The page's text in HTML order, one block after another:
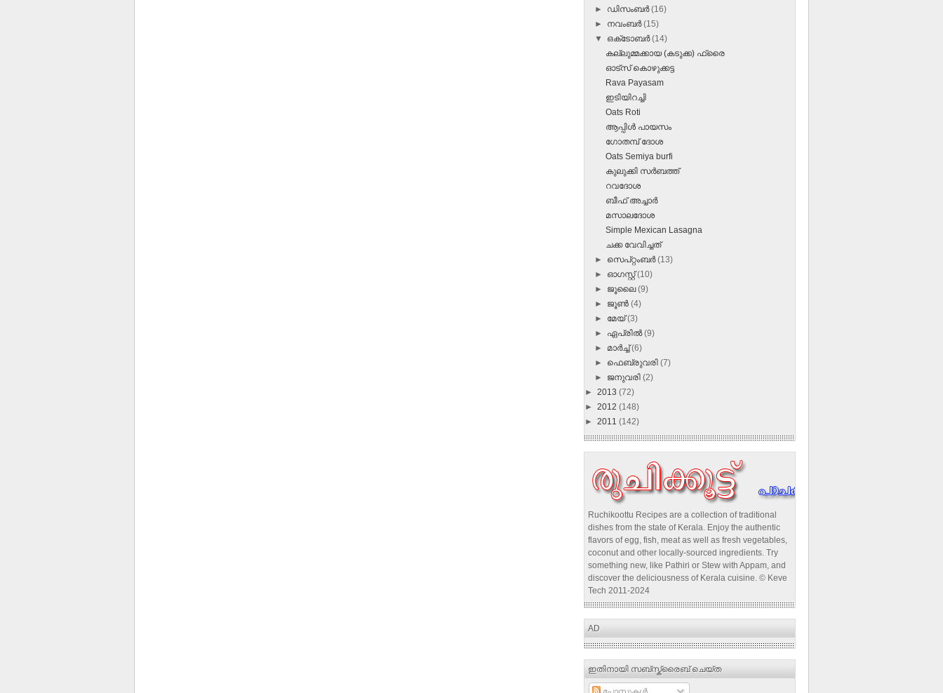
► ഡിസംബർ(16)
► നവംബർ(15)
▼ ഒക്‌ടോബർ(14)
കല്ലുമ്മക്കായ (കടുക്ക) ഫ്രൈ
ഓട്‌സ് കൊഴുക്കട്ട
Rava Payasam
ഇടിയിറച്ചി
Oats Roti
ആപ്പിള്‍ പായസം
ഗോതമ്പ് ദോശ
Oats Semiya burfi
കുലുക്കി സര്‍ബത്ത്
റവദോശ
ബീഫ് അച്ചാര്‍
മസാലദോശ
Simple Mexican Lasagna
ചക്ക വേവിച്ചത്
► സെപ്റ്റംബർ(13)
► ഓഗസ്റ്റ്(10)
► ജൂലൈ(9)
► ജൂൺ(4)
► മേയ്(3)
► ഏപ്രിൽ(9)
► മാർച്ച്(6)
► ഫെബ്രുവരി(7)
► ജനുവരി(2)
► 2013 (72)
► 2012 (148)
► 2011 (142)
Ruchikoottu Recipes are a collection of traditional
dishes from the state of Kerala. Enjoy the authentic
flavors of egg, fish, meat as well as fresh vegetables,
coconut and other locally-sourced ingredients. Try
something new, like Pathiri or Stew with Appam, and
discover the deliciousness of Kerala cuisine. © Keve
Tech 2011-2024
AD
ഇതിനായി സബ്‌സ്ക്രൈബ് ചെയ്ത